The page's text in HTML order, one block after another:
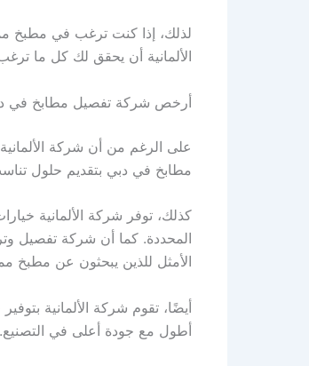
لذلك، إذا كنت ترغب في مطبخ
الألمانية أن يحقق لك كل ما
أرخص شركة تفصيل مطابخ في
على الرغم من أن شركة
مطابخ في دبي بتقديم حلول
كذلك، توفر شركة الألمانية
المحددة. كما أن شركة تفصيل
الأمثل للذين يبحثون عن مطبخ
أيضًا، تقوم شركة الألمانية
أطول مع جودة أعلى في